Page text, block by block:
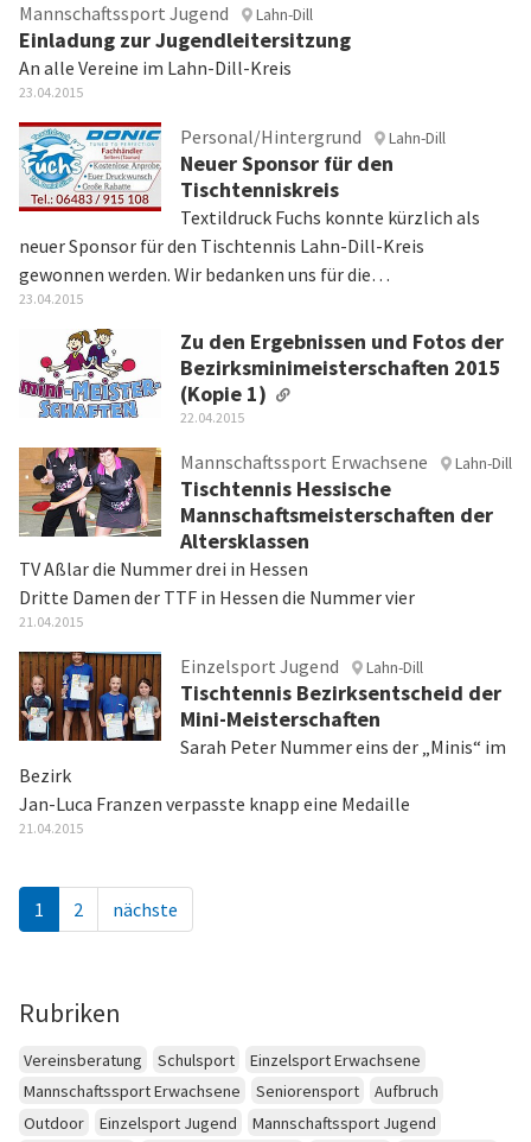
Mannschaftssport Jugend Lahn-Dill
Einladung zur Jugendleitersitzung
An alle Vereine im Lahn-Dill-Kreis
23.04.2015
Personal/Hintergrund Lahn-Dill
Neuer Sponsor für den
Tischtenniskreis
Textildruck Fuchs konnte kürzlich als
neuer Sponsor für den Tischtennis Lahn-Dill-Kreis
gewonnen werden. Wir bedanken uns für die…
23.04.2015
Zu den Ergebnissen und Fotos der
Bezirksminimeisterschaften 2015
(Kopie 1)
22.04.2015
Mannschaftssport Erwachsene Lahn-Dill
Tischtennis Hessische
Mannschaftsmeisterschaften der
Altersklassen
TV Aßlar die Nummer drei in Hessen
Dritte Damen der TTF in Hessen die Nummer vier
21.04.2015
Einzelsport Jugend Lahn-Dill
Tischtennis Bezirksentscheid der
Mini-Meisterschaften
Sarah Peter Nummer eins der „Minis“ im
Bezirk
Jan-Luca Franzen verpasste knapp eine Medaille
21.04.2015
1 2 nächste
Rubriken
Vereinsberatung Schulsport
Einzelsport Erwachsene
Mannschaftssport Erwachsene
Seniorensport
Aufbruch
Outdoor
Einzelsport Jugend
Mannschaftssport Jugend